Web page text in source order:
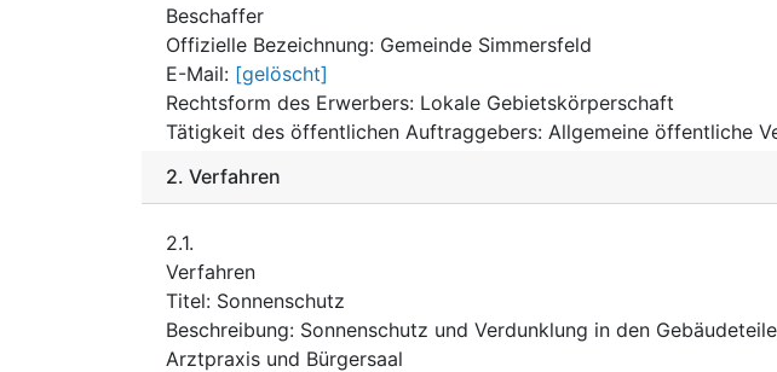
Beschaffer
Offizielle Bezeichnung: Gemeinde Simmersfeld
E-Mail: [gelöscht]
Rechtsform des Erwerbers: Lokale Gebietskörperschaft
Tätigkeit des öffentlichen Auftraggebers: Allgemeine öffentliche
2. Verfahren
2.1.
Verfahren
Titel: Sonnenschutz
Beschreibung: Sonnenschutz und Verdunklung in den
Arztpraxis und Bürgersaal